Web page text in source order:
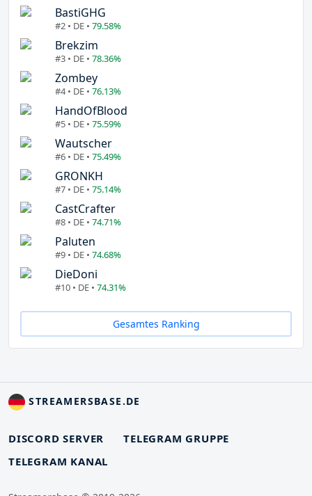
BastiGHG
#2 • DE • 79.58%
Brekzim
#3 • DE • 78.36%
Zombey
#4 • DE • 76.13%
HandOfBlood
#5 • DE • 75.59%
Wautscher
#6 • DE • 75.49%
GRONKH
#7 • DE • 75.14%
CastCrafter
#8 • DE • 74.71%
Paluten
#9 • DE • 74.68%
DieDoni
#10 • DE • 74.31%
Gesamtes Ranking
STREAMERSBASE.DE
DISCORD SERVER
TELEGRAM GRUPPE
TELEGRAM KANAL